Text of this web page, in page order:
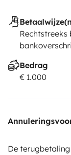
Rechtstreeks
Bedrag
€ 1.000
De